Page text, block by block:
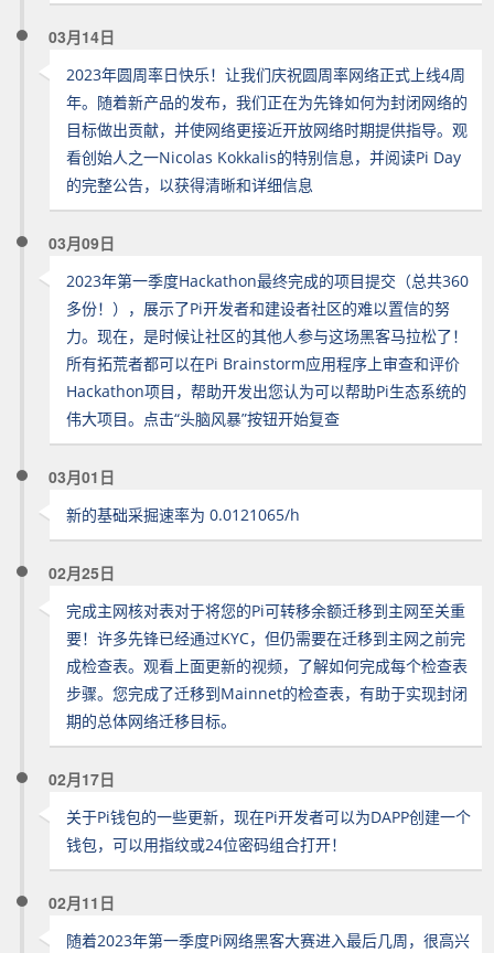
03月14日
2023年圆周率日快乐！让我们庆祝圆周率网络正式上线4周
年。随着新产品的发布，我们正在为先锋如何为封闭网络的
目标做出贡献，并使网络更接近开放网络时期提供指导。观
看创始人之一Nicolas Kokkalis的特别信息，并阅读Pi Day
的完整公告，以获得清晰和详细信息
03月09日
2023年第一季度Hackathon最终完成的项目提交（总共360
多份！），展示了Pi开发者和建设者社区的难以置信的努
力。现在，是时候让社区的其他人参与这场黑客马拉松了！
所有拓荒者都可以在Pi Brainstorm应用程序上审查和评价
Hackathon项目，帮助开发出您认为可以帮助Pi生态系统的
伟大项目。点击“头脑风暴”按钮开始复查
03月01日
新的基础采掘速率为 0.0121065/h
02月25日
完成主网核对表对于将您的Pi可转移余额迁移到主网至关重
要！许多先锋已经通过KYC，但仍需要在迁移到主网之前完
成检查表。观看上面更新的视频，了解如何完成每个检查表
步骤。您完成了迁移到Mainnet的检查表，有助于实现封闭
期的总体网络迁移目标。
02月17日
关于Pi钱包的一些更新，现在Pi开发者可以为DAPP创建一个
钱包，可以用指纹或24位密码组合打开！
02月11日
随着2023年第一季度Pi网络黑客大赛进入最后几周，很高兴